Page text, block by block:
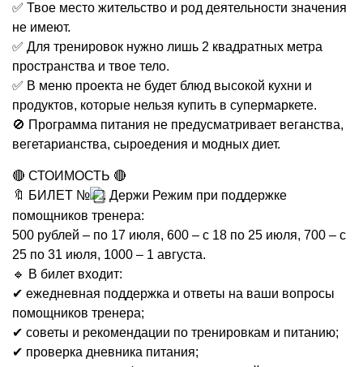
✅ Твое место жительство и род деятельности значения
не имеют.
✅ Для тренировок нужно лишь 2 квадратных метра
пространства и твое тело.
✅ В меню проекта не будет блюд высокой кухни и
продуктов, которые нельзя купить в супермаркете.
🚫 Программа питания не предусматривает веганства,
вегетарианства, сыроедения и модных диет.
🔴 СТОИМОСТЬ 🔴
🔖 БИЛЕТ №
. Держи Режим при поддержке
помощников тренера:
500 рублей – по 17 июля, 600 – с 18 по 25 июля, 700 – с
25 по 31 июля, 1000 – 1 августа.
🔹 В билет входит:
✔ ежедневная поддержка и ответы на ваши вопросы
помощников тренера;
✔ советы и рекомендации по тренировкам и питанию;
✔ проверка дневника питания;